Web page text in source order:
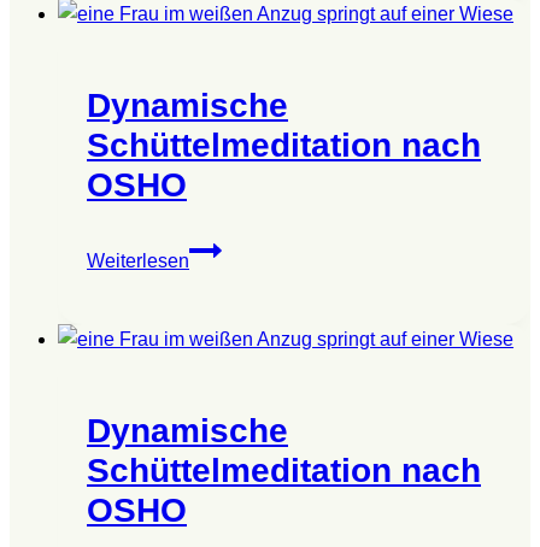
aus
mit
anschließendem
Redekreis
Dynamische
Schüttelmeditation nach
OSHO
Weiterlesen
Dynamische
OSHO
Dynamische
Schüttelmeditation nach
OSHO